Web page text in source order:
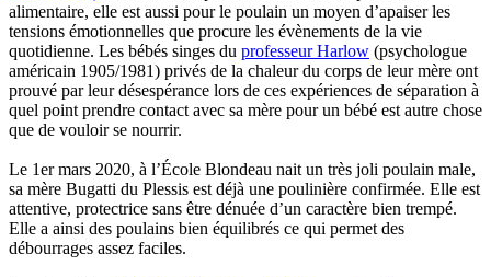
alimentaire, elle est aussi pour le poulain un moyen d’apaiser les
tensions émotionnelles que procure les évènements de la vie
quotidienne. Les bébés singes du professeur Harlow (psychologue
américain 1905/1981) privés de la chaleur du corps de leur mère ont
prouvé par leur désespérance lors de ces expériences de séparation à
quel point prendre contact avec sa mère pour un bébé est autre chose
que de vouloir se nourrir.
Le 1er mars 2020, à l’École Blondeau nait un très joli poulain male,
sa mère Bugatti du Plessis est déjà une poulinière confirmée. Elle est
attentive, protectrice sans être dénuée d’un caractère bien trempé.
Elle a ainsi des poulains bien équilibrés ce qui permet des
débourrages assez faciles.